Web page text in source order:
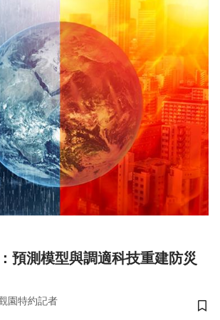
預測模型與調適科技重建防災
園特約記者
儲